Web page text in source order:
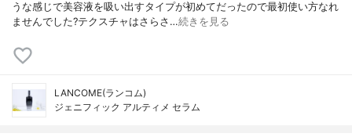
うな感じで美容液を吸い出すタイプが初めてだったので最初使い方なれ
ませんでした?テクスチャはさらさ…続きを見る
LANCOME(ランコム)
ジェニフィック アルティメ セラム